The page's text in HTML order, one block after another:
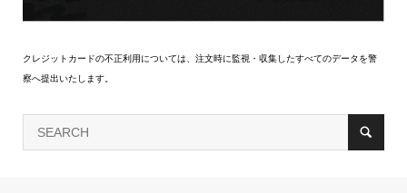
クレジットカードの不正利用については、注文時に監視・収集したすべてのデータを警
察へ提出いたします。